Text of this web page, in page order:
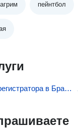
пейнтбол
Услуги свадебного регистратора в Братске